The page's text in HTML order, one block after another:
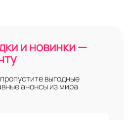
и новинки —
выгодные
анонсы из мира